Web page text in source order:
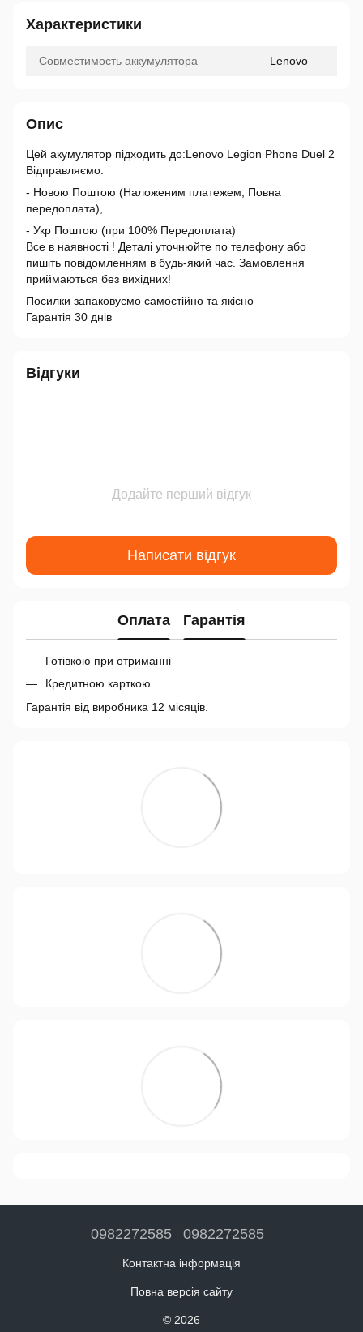
Характеристики
Совместимость аккумулятора Lenovo
Опис
Цей акумулятор підходить до:Lenovo Legion Phone Duel 2
Відправляємо:
- Новою Поштою (Наложеним платежем, Повна
передоплата),
- Укр Поштою (при 100% Передоплата)
Все в наявності ! Деталі уточнюйте по телефону або
пишіть повідомленням в будь-який час. Замовлення
приймаються без вихідних!
Посилки запаковуємо самостійно та якісно
Гарантія 30 днів
Відгуки
Додайте перший відгук
Написати відгук
Оплата Гарантія
Готівкою при отриманні
Кредитною карткою
Гарантія від виробника 12 місяців.
0982272585 0982272585
Контактна інформація
Повна версія сайту
© 2026